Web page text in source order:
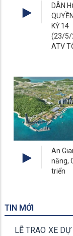
DÂN
KỲ 14
(23/5/
ATV
An
năng,
triển
TIN MỚI
LỄ TRAO XE